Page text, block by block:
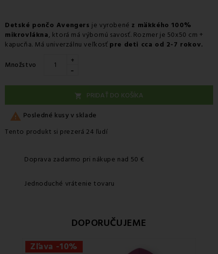
Pondelok 10.08-Osobný odber v odbernom mieste
GLS
Utorok 11.08
Packeta doručenie kuriérom na adresu
Detské pončo Avengers je vyrobené z mäkkého 100%
mikrovlákna, ktorá má výbornú savosť. Rozmer je 50x50 cm +
kapucňa. Má univerzálnu veľkosť pre deti cca od 2-7 rokov.
Množstvo +
-
 PRIDAŤ DO KOŠÍKA
 Posledné kusy v sklade
Tento produkt si prezerá 24 ľudí
Doprava zadarmo pri nákupe nad 50 €
Jednoduché vrátenie tovaru
DOPORUČUJEME
Zľava -10%